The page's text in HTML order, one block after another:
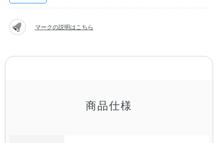
教職員の皆さまへ
OEMご希望の方へ
マークの説明はこちら
商品仕様